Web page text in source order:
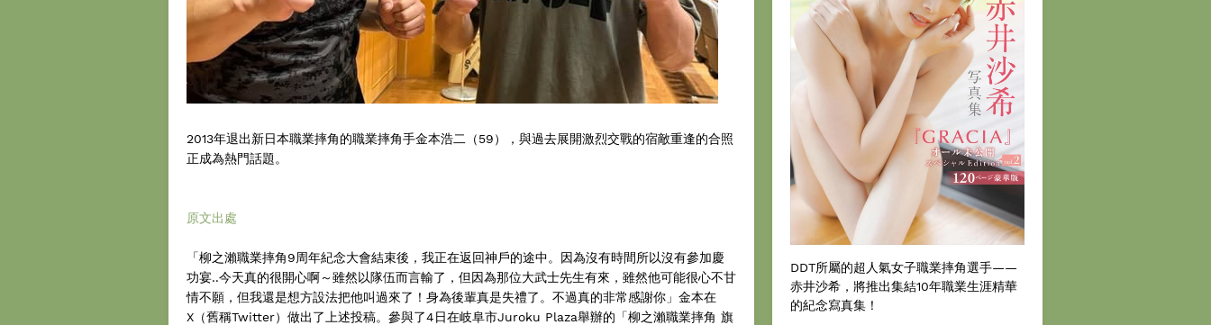
2013年退出新日本職業摔角的職業摔角手金本浩二（59），與過去展開激烈交戰的宿敵重逢的合照
正成為熱門話題。
原文出處
「柳之瀨職業摔角9周年紀念大會結束後，我正在返回神戶的途中。因為沒有時間所以沒有參加慶
功宴..今天真的很開心啊～雖然以隊伍而言輸了，但因為那位大武士先生有來，雖然他可能很心不甘
情不願，但我還是想方設法把他叫過來了！身為後輩真是失禮了。不過真的非常感謝你」金本在
X（舊稱Twitter）做出了上述投稿。參與了4日在岐阜市Juroku Plaza舉辦的「柳之瀨職業摔角 旗
DDT所屬的超人氣女子職業摔角選手——
赤井沙希，將推出集結10年職業生涯精華
的紀念寫真集！